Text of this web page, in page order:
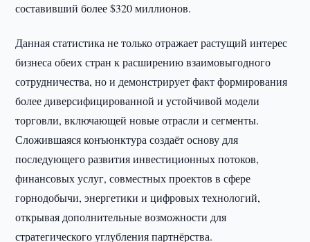
составивший более $320 миллионов.
Данная статистика не только отражает растущий интерес
бизнеса обеих стран к расширению взаимовыгодного
сотрудничества, но и демонстрирует факт формирования
более диверсифицированной и устойчивой модели
торговли, включающей новые отрасли и сегменты.
Сложившаяся конъюнктура создаёт основу для
последующего развития инвестиционных потоков,
финансовых услуг, совместных проектов в сфере
горнодобычи, энергетики и цифровых технологий,
открывая дополнительные возможности для
стратегического углубления партнёрства.